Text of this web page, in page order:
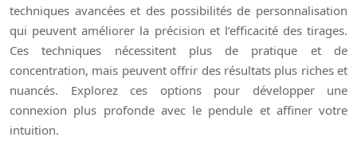
techniques avancées et des possibilités de personnalisation
qui peuvent améliorer la précision et l’efficacité des tirages.
Ces techniques nécessitent plus de pratique et de
concentration, mais peuvent offrir des résultats plus riches et
nuancés. Explorez ces options pour développer une
connexion plus profonde avec le pendule et affiner votre
intuition.